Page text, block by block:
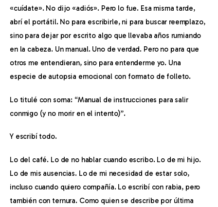
«cuídate». No dijo «adiós». Pero lo fue. Esa misma tarde,
abrí el portátil. No para escribirle, ni para buscar reemplazo,
sino para dejar por escrito algo que llevaba años rumiando
en la cabeza. Un manual. Uno de verdad. Pero no para que
otros me entendieran, sino para entenderme yo. Una
especie de autopsia emocional con formato de folleto.
Lo titulé con sorna: “Manual de instrucciones para salir
conmigo (y no morir en el intento)”.
Y escribí todo.
Lo del café. Lo de no hablar cuando escribo. Lo de mi hijo.
Lo de mis ausencias. Lo de mi necesidad de estar solo,
incluso cuando quiero compañía. Lo escribí con rabia, pero
también con ternura. Como quien se describe por última